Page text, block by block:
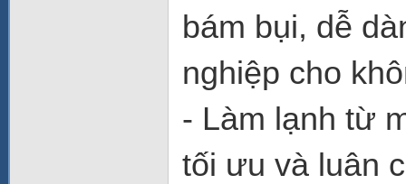
bám bụi, dễ
nghiệp cho
- Làm lạnh từ
tối ưu và luân